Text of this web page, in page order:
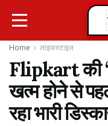
Home लाइफस्टाइल
Flipkart की
खत्म होने से
रहा भारी